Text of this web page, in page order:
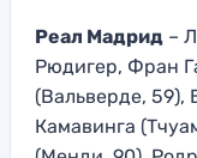
Реал Мадрид –
Рюдигер, Фран
(Вальверде, 59),
Камавинга